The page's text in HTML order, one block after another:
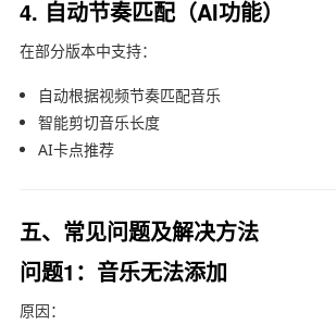
4. 自动节奏匹配（AI功能）
在部分版本中支持：
自动根据视频节奏匹配音乐
智能剪切音乐长度
AI卡点推荐
五、常见问题及解决方法
问题1：音乐无法添加
原因：